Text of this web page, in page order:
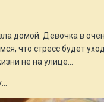
домой. Девочка в
что стресс будет
не на улице...